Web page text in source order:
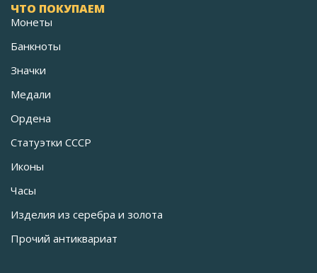
ЧТО ПОКУПАЕМ
Монеты
Банкноты
Значки
Медали
Ордена
Статуэтки СССР
Иконы
Часы
Изделия из серебра и золота
Прочий антиквариат